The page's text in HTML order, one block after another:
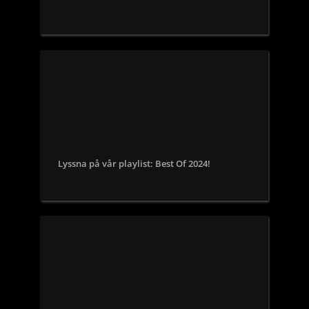
Lyssna på vår playlist: Best Of 2024!